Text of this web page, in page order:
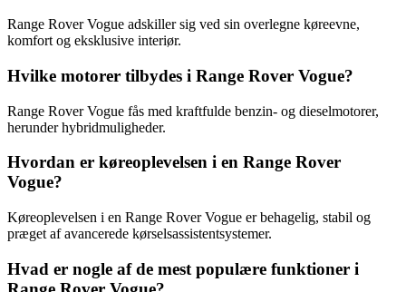
Range Rover Vogue adskiller sig ved sin overlegne køreevne,
komfort og eksklusive interiør.
Hvilke motorer tilbydes i Range Rover Vogue?
Range Rover Vogue fås med kraftfulde benzin- og dieselmotorer,
herunder hybridmuligheder.
Hvordan er køreoplevelsen i en Range Rover
Vogue?
Køreoplevelsen i en Range Rover Vogue er behagelig, stabil og
præget af avancerede kørselsassistentsystemer.
Hvad er nogle af de mest populære funktioner i